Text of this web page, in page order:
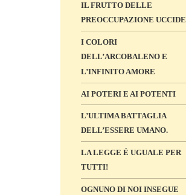
IL FRUTTO DELLE
PREOCCUPAZIONE UCCIDE
I COLORI
DELL’ARCOBALENO E
L’INFINITO AMORE
AI POTERI E AI POTENTI
L’ULTIMA BATTAGLIA
DELL’ESSERE UMANO.
LA LEGGE É UGUALE PER
TUTTI!
OGNUNO DI NOI INSEGUE